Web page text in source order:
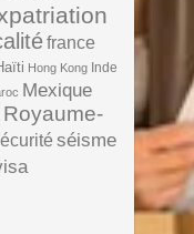
france
Hong Kong Inde
Mexique
Royaume-
séisme